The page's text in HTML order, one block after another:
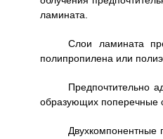
ламината.
Слои ламината
полипропилена или
Предпочтительно
образующих поперечные
Двухкомпонентные